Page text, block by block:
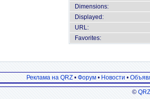
Dimensions:
Displayed:
URL:
Favorites:
Реклама на QRZ • Форум • Новости •
©